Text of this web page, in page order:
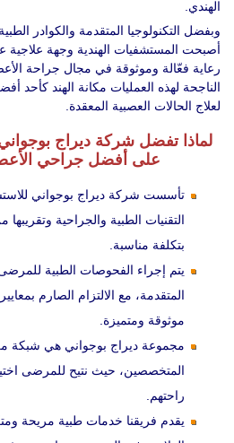
الهندي.
وبفضل التكنولوجيا المتقدمة والكوادر
أصبحت المستشفيات الهندية وجهة علاجية
رعاية فعّالة وموثوقة في مجال جراحة
الناجحة لهذه العمليات مكانة الهند كأحد
لعلاج الحالات العصبية المعقدة.
لماذا تفضل شركة ديراج
على أفضل جراحي
تأسست شركة ديراج بوجواني
التقنيات الطبية والجراحية
بتكلفة مناسبة.
يتم إجراء الفحوصات الطبية
المتقدمة، مع الالتزام الصارم
موثوقة ومتميزة.
مجموعة ديراج بوجواني هي شبكة
المتخصصين، حيث نتيح للمرضى
راحتهم.
يقدم فريقنا خدمات طبية مريحة